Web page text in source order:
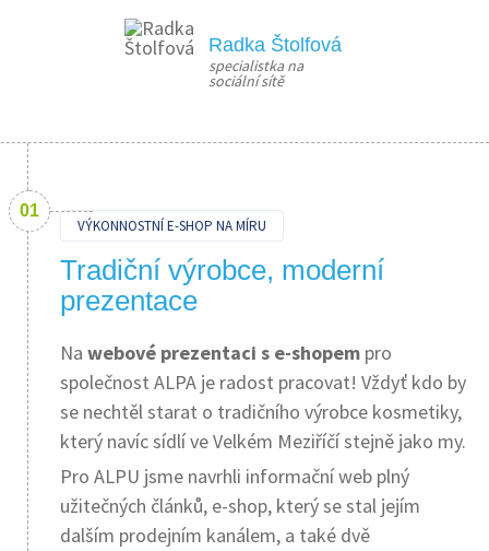
Radka Štolfová
specialistka na
sociální sítě
VÝKONNOSTNÍ E-SHOP NA MÍRU
Tradiční výrobce, moderní
prezentace
Na webové prezentaci s e-shopem pro
společnost ALPA je radost pracovat! Vždyť kdo by
se nechtěl starat o tradičního výrobce kosmetiky,
který navíc sídlí ve Velkém Meziříčí stejně jako my.
Pro ALPU jsme navrhli informační web plný
užitečných článků, e-shop, který se stal jejím
dalším prodejním kanálem, a také dvě